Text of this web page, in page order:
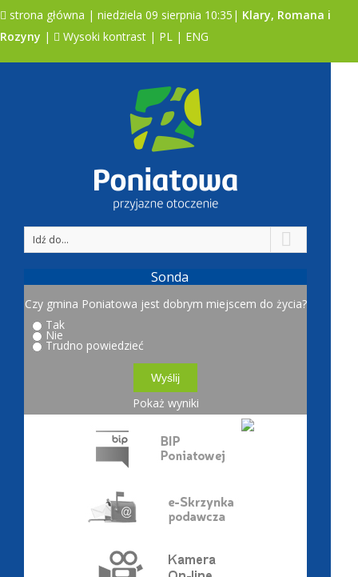
strona główna | niedziela 09 sierpnia 10:35| Klary, Romana i
Rozyny | Wysoki kontrast | PL | ENG
Idź do...
Sonda
Czy gmina Poniatowa jest dobrym miejscem do życia?
Tak
Nie
Trudno powiedzieć
Pokaż wyniki